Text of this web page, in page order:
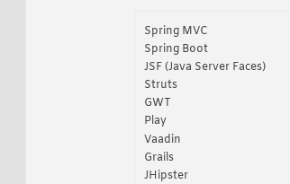
Spring MVC
Spring Boot
JSF (Java Server Faces)
Struts
GWT
Play
Vaadin
Grails
JHipster